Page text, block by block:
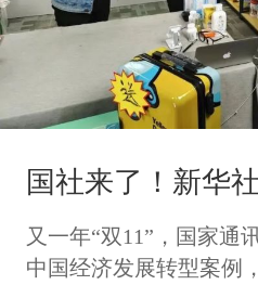
国社来了！新华
介绍晋商行“双
又一年“双11”，国家通
中国经济发展转型案例